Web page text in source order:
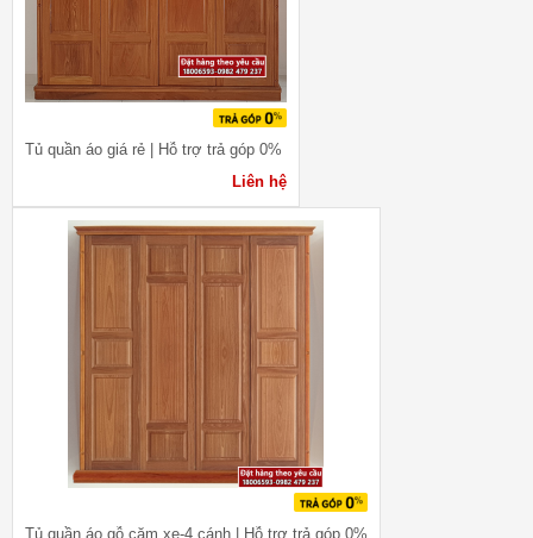
Tủ quần áo giá rẻ | Hỗ trợ trả góp 0%
Liên hệ
Tủ quần áo gỗ căm xe-4 cánh | Hỗ trợ trả góp 0%